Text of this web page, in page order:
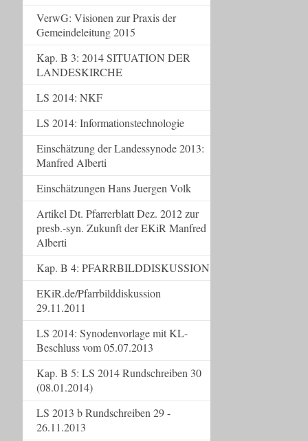
VerwG: Visionen zur Praxis der
Gemeindeleitung 2015
Kap. B 3: 2014 SITUATION DER
LANDESKIRCHE
LS 2014: NKF
LS 2014: Informationstechnologie
Einschätzung der Landessynode 2013:
Manfred Alberti
Einschätzungen Hans Juergen Volk
Artikel Dt. Pfarrerblatt Dez. 2012 zur
presb.-syn. Zukunft der EKiR Manfred
Alberti
Kap. B 4: PFARRBILDDISKUSSION
EKiR.de/Pfarrbilddiskussion
29.11.2011
LS 2014: Synodenvorlage mit KL-
Beschluss vom 05.07.2013
Kap. B 5: LS 2014 Rundschreiben 30
(08.01.2014)
LS 2013 b Rundschreiben 29 -
26.11.2013